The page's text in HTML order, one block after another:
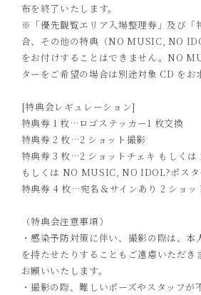
布を終了いたします。
※ 「優先観覧エリア入場整理券」及び
合、 その他の特典（NO MUSIC, NO
をお付けすることはできません。NO
ターをご希望の場合は別途対象 CD をお
[特典会レギュレーション]
特典券 1 枚…ロゴステッカー1 枚交換
特典券 2 枚…2 ショット撮影
特典券 3 枚…2 ショットチェキ もしくは
もしくは NO MUSIC, NO IDOL?ポス
特典券 4 枚…宛名＆サインあり 2 ショッ
（特典会注意事項）
・感染予防対策に伴い、撮影の際は、本
を持たせたりすることもご遠慮いただき
お願いいたします。
・撮影の際、難しいポーズやスタッフが